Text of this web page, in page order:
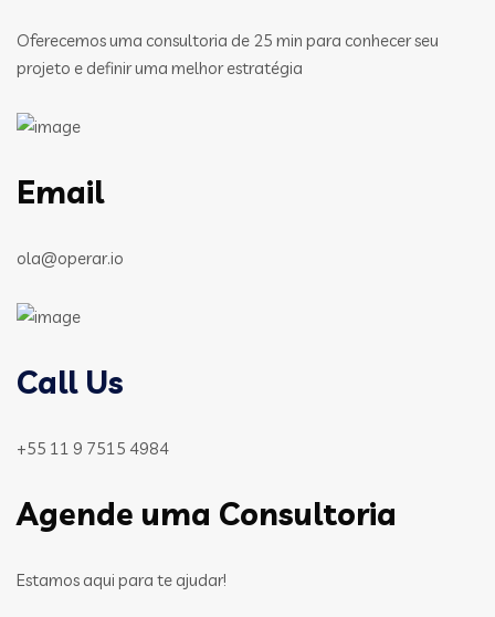
Oferecemos uma consultoria de 25 min para conhecer seu
projeto e definir uma melhor estratégia
Email
ola@operar.io
Call Us
+55 11 9 7515 4984
Agende uma Consultoria
Estamos aqui para te ajudar!